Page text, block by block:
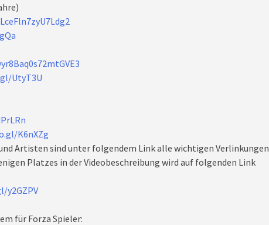
UtyT3U
K6nXZg
Artisten sind unter folgendem Link alle wichtigen Verlinkungen
Platzes in der Videobeschreibung wird auf folgenden Link
y2GZPV
für Forza Spieler: